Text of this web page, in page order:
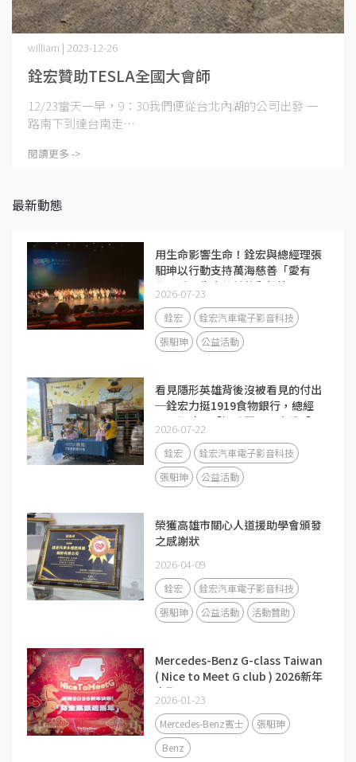
銓宏贊助TESLA全國大會師
william | 2023-12-26
12/23當天一早，9：30我們便從台北內湖的公司出發 一
路南下到達台南走⋯
閱讀更多 ->
最新動態
用生命影響生命！銓宏與總經理張
馹珅以行動支持萬海慈善「愛有
為」看見生命的希望與韌性
2026-07-23
銓宏
銓宏汽車電子影音科技
張馹珅
公益活動
看見隱形英雄背後沒被看見的付出
─銓宏力挺1919食物銀行，總經
理張馹珅以「極致匠心」實踐「以
人為本」
2026-07-22
銓宏
銓宏汽車電子影音科技
張馹珅
公益活動
榮獲高雄市關心人道援助學會頒發
之感謝狀
2026-04-09
銓宏
銓宏汽車電子影音科技
張馹珅
公益活動 活動贊助
Mercedes-Benz G-class Taiwan
( Nice to Meet G club ) 2026新年
車聚
2026-01-23
Mercedes-Benz賓士
張馹珅
Benz